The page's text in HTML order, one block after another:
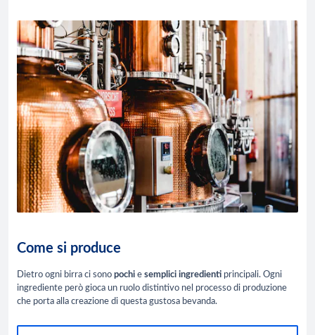
Come si produce
Dietro ogni birra ci sono pochi e semplici ingredienti principali. Ogni
ingrediente però gioca un ruolo distintivo nel processo di produzione
che porta alla creazione di questa gustosa bevanda.